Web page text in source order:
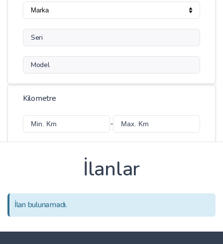
Seri
Model
Kilometre
-
İlanlar
İlan bulunamadı.